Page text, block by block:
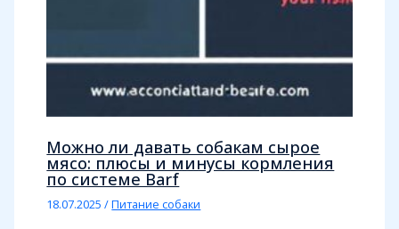
Можно ли давать собакам сырое
мясо: плюсы и минусы кормления
по системе Barf
18.07.2025/Питание собаки